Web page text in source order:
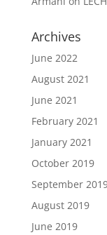
Archives
June 2022
August 2021
June 2021
February 2021
January 2021
October 2019
September
August 2019
June 2019